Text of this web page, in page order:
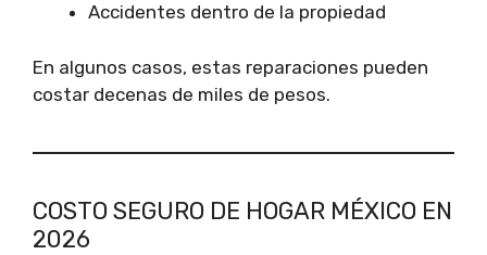
Accidentes dentro de la propiedad
En algunos casos, estas reparaciones pueden
costar decenas de miles de pesos.
COSTO SEGURO DE HOGAR MÉXICO EN
2026